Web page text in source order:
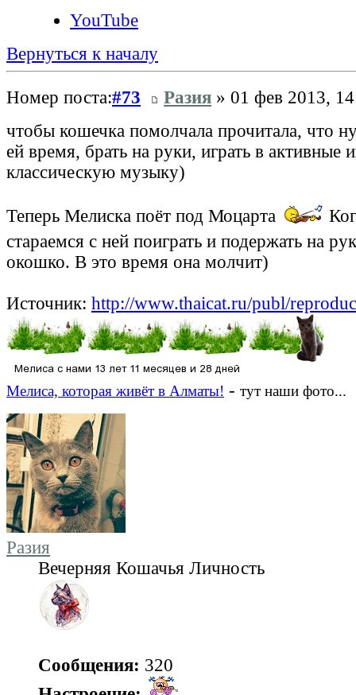
YouTube
Вернуться к началу
Номер поста:#73 Разия » 01 фев 2013,
чтобы кошечка помолчала прочитала, что
ей время, брать на руки, играть в активные
классическую музыку)
Теперь Мелиска поёт под Моцарта
стараемся с ней поиграть и подержать на
окошко. В это время она молчит)
Источник: http://www.thaicat.ru/publ/
Мелиса, которая живёт в Алматы! - тут наши фото...
Разия
Вечерняя Кошачья Личность
Сообщения: 320